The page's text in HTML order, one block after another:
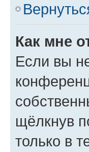
Как мне
Если вы
щёлкнув
только в